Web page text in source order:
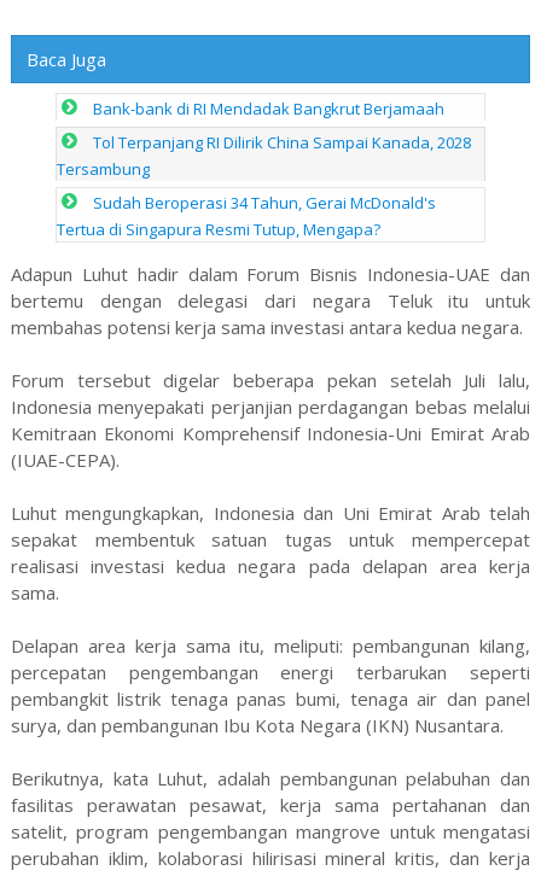
Baca Juga
Bank-bank di RI Mendadak Bangkrut Berjamaah
Tol Terpanjang RI Dilirik China Sampai Kanada, 2028
Tersambung
Sudah Beroperasi 34 Tahun, Gerai McDonald's
Tertua di Singapura Resmi Tutup, Mengapa?
Adapun Luhut hadir dalam Forum Bisnis Indonesia-UAE dan
bertemu dengan delegasi dari negara Teluk itu untuk
membahas potensi kerja sama investasi antara kedua negara.
Forum tersebut digelar beberapa pekan setelah Juli lalu,
Indonesia menyepakati perjanjian perdagangan bebas melalui
Kemitraan Ekonomi Komprehensif Indonesia-Uni Emirat Arab
(IUAE-CEPA).
Luhut mengungkapkan, Indonesia dan Uni Emirat Arab telah
sepakat membentuk satuan tugas untuk mempercepat
realisasi investasi kedua negara pada delapan area kerja
sama.
Delapan area kerja sama itu, meliputi: pembangunan kilang,
percepatan pengembangan energi terbarukan seperti
pembangkit listrik tenaga panas bumi, tenaga air dan panel
surya, dan pembangunan Ibu Kota Negara (IKN) Nusantara.
Berikutnya, kata Luhut, adalah pembangunan pelabuhan dan
fasilitas perawatan pesawat, kerja sama pertahanan dan
satelit, program pengembangan mangrove untuk mengatasi
perubahan iklim, kolaborasi hilirisasi mineral kritis, dan kerja